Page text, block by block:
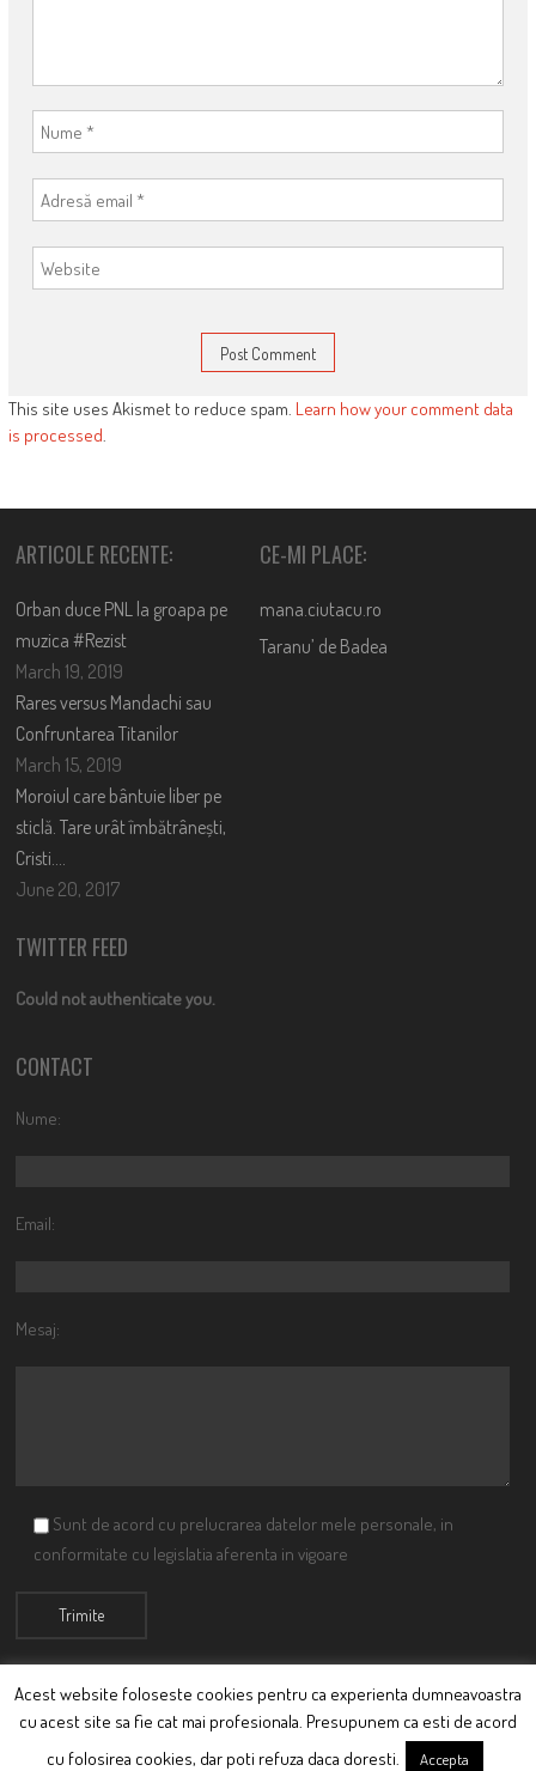
This site uses Akismet to reduce spam. Learn how your comment data
is processed.
ARTICOLE RECENTE:
Orban duce PNL la groapa pe
muzica #Rezist
March 19, 2019
Rares versus Mandachi sau
Confruntarea Titanilor
March 15, 2019
Moroiul care bântuie liber pe
sticlă. Tare urât îmbătrânești,
Cristi….
June 20, 2017
CE-MI PLACE:
mana.ciutacu.ro
Taranu’ de Badea
TWITTER FEED
Could not authenticate you.
CONTACT
Nume:
Email:
Mesaj:
Sunt de acord cu prelucrarea datelor mele personale, in
conformitate cu legislatia aferenta in vigoare
© Ciutacu 2015 Parte a Imperiului Ciutacesc.
Acest website foloseste cookies pentru ca experienta dumneavoastra
cu acest site sa fie cat mai profesionala. Presupunem ca esti de acord
cu folosirea cookies, dar poti refuza daca doresti.
Accepta